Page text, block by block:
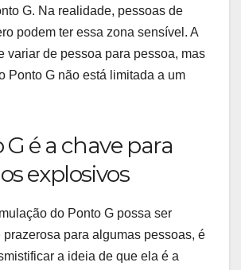
G. Na realidade, pessoas de
podem ter essa zona sensível. A
variar de pessoa para pessoa, mas
Ponto G não está limitada a um
é a chave para
explosivos
do Ponto G possa ser
prazerosa para algumas pessoas, é
a ideia de que ela é a